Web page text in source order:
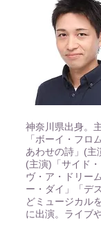
神奈川県出身。
「ボーイ・フロ
あわせの詩」(
(主演)「サイド
ヴ・ア・ドリー
ー・ダイ」「デ
どミュージカル
に出演。ライブ